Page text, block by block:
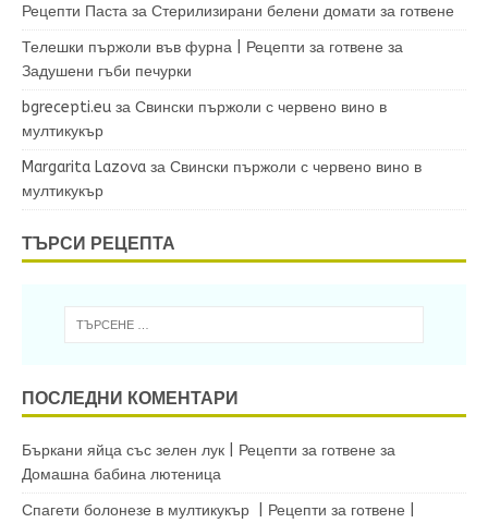
Рецепти Паста за Стерилизирани белени домати за готвене
Телешки пържоли във фурна | Рецепти за готвене за
Задушени гъби печурки
bgrecepti.eu за Свински пържоли с червено вино в
мултикукър
Margarita Lazova за Свински пържоли с червено вино в
мултикукър
ТЪРСИ РЕЦЕПТА
ПОСЛЕДНИ КОМЕНТАРИ
Бъркани яйца със зелен лук | Рецепти за готвене за
Домашна бабина лютеница
Спагети болонезе в мултикукър | Рецепти за готвене |